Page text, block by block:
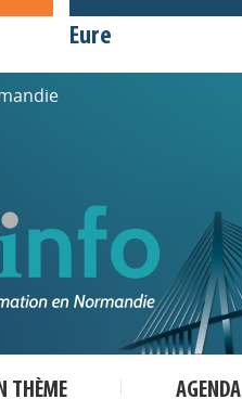
Eure
THÈME AGENDA